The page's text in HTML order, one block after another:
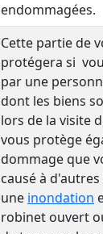
endommagées.
Cette partie de
protégera si
par une
dont les biens
lors de la visite
vous protège
dommage que
causé à
une inondation
robinet ouvert